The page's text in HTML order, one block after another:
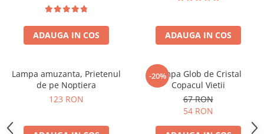
ADAUGA IN COS ADAUGA IN COS
Lampa amuzanta, Prietenul
de pe Noptiera
123 RON
-20%
Lampa Glob de Cristal
Copacul Vietii
67 RON
54 RON